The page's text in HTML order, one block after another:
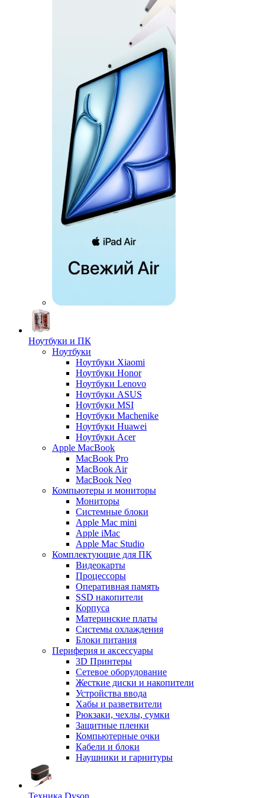
Ноутбуки и ПК
Ноутбуки
Ноутбуки Xiaomi
Ноутбуки Honor
Ноутбуки Lenovo
Ноутбуки ASUS
Ноутбуки MSI
Ноутбуки Machenike
Ноутбуки Huawei
Ноутбуки Acer
Apple MacBook
MacBook Pro
MacBook Air
MacBook Neo
Компьютеры и мониторы
Мониторы
Системные блоки
Apple Mac mini
Apple iMac
Apple Mac Studio
Комплектующие для ПК
Видеокарты
Процессоры
Оперативная память
SSD накопители
Корпуса
Материнские платы
Системы охлаждения
Блоки питания
Периферия и аксессуары
3D Принтеры
Сетевое оборудование
Жесткие диски и накопители
Устройства ввода
Хабы и разветвители
Рюкзаки, чехлы, сумки
Защитные пленки
Компьютерные очки
Кабели и блоки
Наушники и гарнитуры
Техника Dyson